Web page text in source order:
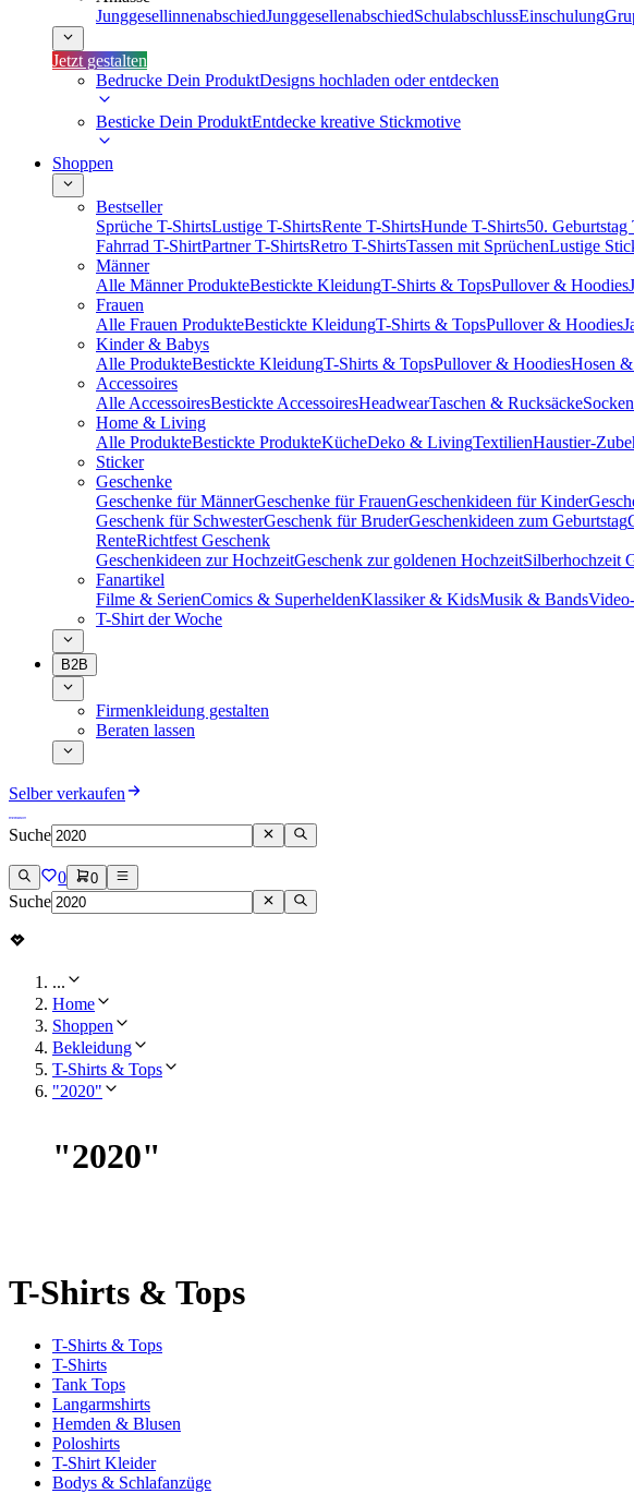
JunggesellinnenabschiedJunggesellenabschiedSchulabschlussEinschulung
Jetzt gestalten
Bedrucke Dein ProduktDesigns hochladen oder entdecken
Besticke Dein ProduktEntdecke kreative Stickmotive
Shoppen
Bestseller
Sprüche T-ShirtsLustige T-ShirtsRente T-ShirtsHunde T-Shirts50. Geburtstag
Fahrrad T-ShirtPartner T-ShirtsRetro T-ShirtsTassen mit SprüchenLustige
Männer
Alle Männer ProdukteBestickte KleidungT-Shirts & TopsPullover & Hoodies
Frauen
Alle Frauen ProdukteBestickte KleidungT-Shirts & TopsPullover & Hoodies
Kinder & Babys
Alle ProdukteBestickte KleidungT-Shirts & TopsPullover & HoodiesHosen
Accessoires
Alle AccessoiresBestickte AccessoiresHeadwearTaschen & Rucksäcke
Home & Living
Alle ProdukteBestickte ProdukteKücheDeko & LivingTextilienHaustier-
Sticker
Geschenke
Geschenke für MännerGeschenke für FrauenGeschenkideen für Kinder
Geschenk für SchwesterGeschenk für BruderGeschenkideen zum Geburtstag
RenteRichtfest Geschenk
Geschenkideen zur HochzeitGeschenk zur goldenen HochzeitSilberhochzeit
Fanartikel
Filme & SerienComics & SuperheldenKlassiker & KidsMusik & Bands
T-Shirt der Woche
B2B
Firmenkleidung gestalten
Beraten lassen
Selber verkaufen
Suche
0 0
Suche
...
Home
Shoppen
Bekleidung
T-Shirts & Tops
"2020"
"2020"
T-Shirts & Tops
T-Shirts & Tops
T-Shirts
Tank Tops
Langarmshirts
Hemden & Blusen
Poloshirts
T-Shirt Kleider
Bodys & Schlafanzüge